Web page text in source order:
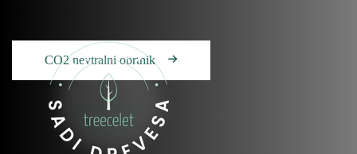
CO2 nevtralni obrtnik